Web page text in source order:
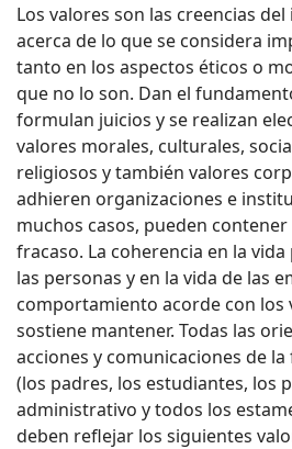
Los valores son las creencias
acerca de lo que se considera
tanto en los aspectos éticos o
que no lo son. Dan el
formulan juicios y se realizan
valores morales, culturales,
religiosos y también valores
adhieren organizaciones e
muchos casos, pueden
fracaso. La coherencia en la
las personas y en la vida de las
comportamiento acorde con los
sostiene mantener. Todas las
acciones y comunicaciones de la
(los padres, los estudiantes, los
administrativo y todos los
deben reflejar los siguientes